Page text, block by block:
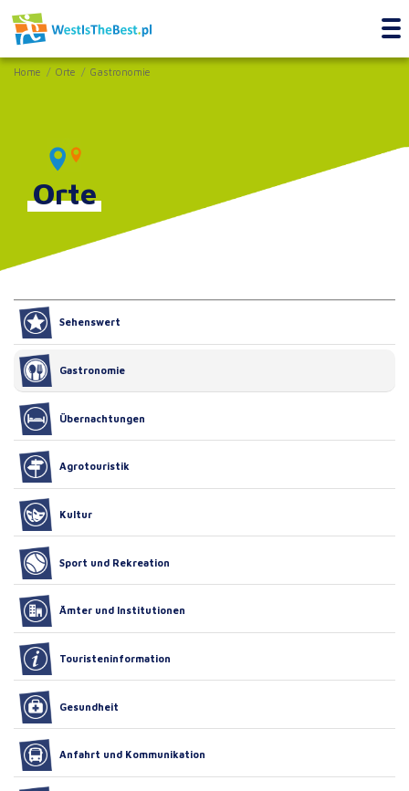
Home Orte Gastronomie
Orte
Sehenswert
Gastronomie
Übernachtungen
Agrotouristik
Kultur
Sport und Rekreation
Ämter und Institutionen
Touristeninformation
Gesundheit
Anfahrt und Kommunikation